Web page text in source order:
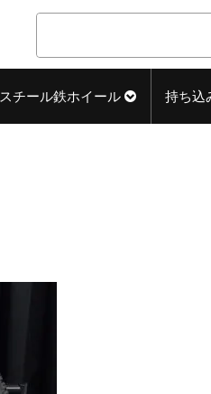
スチール鉄ホイール 持ち込